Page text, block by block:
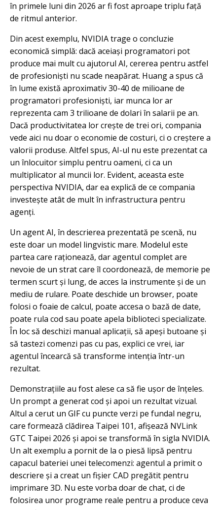
în primele luni din 2026 ar fi fost aproape triplu față
de ritmul anterior.
Din acest exemplu, NVIDIA trage o concluzie
economică simplă: dacă aceiași programatori pot
produce mai mult cu ajutorul AI, cererea pentru astfel
de profesioniști nu scade neapărat. Huang a spus că
în lume există aproximativ 30-40 de milioane de
programatori profesioniști, iar munca lor ar
reprezenta cam 3 trilioane de dolari în salarii pe an.
Dacă productivitatea lor crește de trei ori, compania
vede aici nu doar o economie de costuri, ci o creștere a
valorii produse. Altfel spus, AI-ul nu este prezentat ca
un înlocuitor simplu pentru oameni, ci ca un
multiplicator al muncii lor. Evident, aceasta este
perspectiva NVIDIA, dar ea explică de ce compania
investește atât de mult în infrastructura pentru
agenți.
Un agent AI, în descrierea prezentată pe scenă, nu
este doar un model lingvistic mare. Modelul este
partea care raționează, dar agentul complet are
nevoie de un strat care îl coordonează, de memorie pe
termen scurt și lung, de acces la instrumente și de un
mediu de rulare. Poate deschide un browser, poate
folosi o foaie de calcul, poate accesa o bază de date,
poate rula cod sau poate apela biblioteci specializate.
În loc să deschizi manual aplicații, să apeși butoane și
să tastezi comenzi pas cu pas, explici ce vrei, iar
agentul încearcă să transforme intenția într-un
rezultat.
Demonstrațiile au fost alese ca să fie ușor de înțeles.
Un prompt a generat cod și apoi un rezultat vizual.
Altul a cerut un GIF cu puncte verzi pe fundal negru,
care formează clădirea Taipei 101, afișează NVLink
GTC Taipei 2026 și apoi se transformă în sigla NVIDIA.
Un alt exemplu a pornit de la o piesă lipsă pentru
capacul bateriei unei telecomenzi: agentul a primit o
descriere și a creat un fișier CAD pregătit pentru
imprimare 3D. Nu este vorba doar de chat, ci de
folosirea unor programe reale pentru a produce ceva